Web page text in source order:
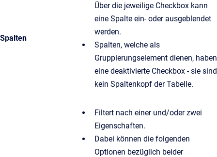
Spalten
Über die jeweilige Checkbox kann
eine Spalte ein- oder ausgeblendet
werden.
Spalten, welche als
Gruppierungselement dienen, haben
eine deaktivierte Checkbox - sie sind
kein Spaltenkopf der Tabelle.
Filtert nach einer und/oder zwei
Eigenschaften.
Dabei können die folgenden
Optionen bezüglich beider